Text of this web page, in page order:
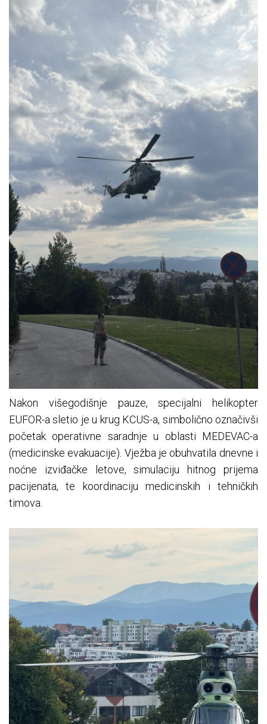
Nakon višegodišnje pauze, specijalni helikopter
EUFOR-a sletio je u krug KCUS-a, simbolično označivši
početak operativne saradnje u oblasti MEDEVAC-a
(medicinske evakuacije). Vježba je obuhvatila dnevne i
noćne izviđačke letove, simulaciju hitnog prijema
pacijenata, te koordinaciju medicinskih i tehničkih
timova.